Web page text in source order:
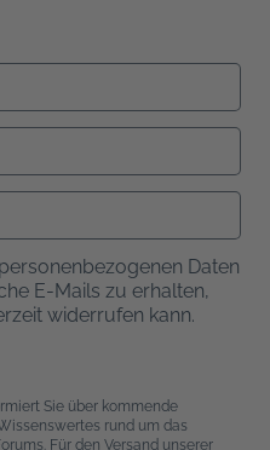
Daten
E-Mails zu erhalten,
widerrufen kann.
Sie über kommende
rund um das
Für den Versand unserer